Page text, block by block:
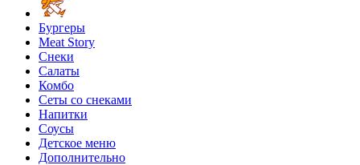
Бургеры
Meat Story
Снеки
Салаты
Комбо
Сеты со снеками
Напитки
Соусы
Детское меню
Дополнительно